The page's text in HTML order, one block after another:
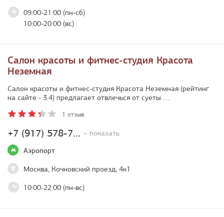
09:00-21:00 (пн-сб)
10:00-20:00 (вс)
Салон красоты и фитнес-студия Красота
Неземная
+7 (917) 578-7... – показать
Аэропорт
Москва, Кочновский проезд, 4к1
10:00-22:00 (пн-вс)
Салон красоты и фитнес-студия Красота Неземная (рейтинг
на сайте - 3.4) предлагает отвлечься от суеты…...
1 отзыв